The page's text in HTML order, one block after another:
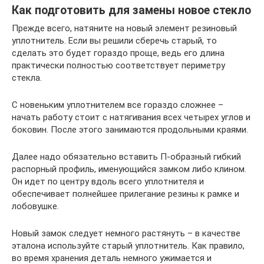
Как подготовить для замены новое стекло
Прежде всего, натяните на новый элемент резиновый
уплотнитель. Если вы решили сберечь старый, то
сделать это будет гораздо проще, ведь его длина
практически полностью соответствует периметру
стекла.
С новеньким уплотнителем все гораздо сложнее –
начать работу стоит с натягивания всех четырех углов и
боковин. После этого занимаются продольными краями.
Далее надо обязательно вставить П-образный гибкий
распорный профиль, именующийся замком либо клином.
Он идет по центру вдоль всего уплотнителя и
обеспечивает полнейшее прилегание резины к рамке и
лобовушке.
Новый замок следует немного растянуть – в качестве
эталона используйте старый уплотнитель. Как правило,
во время хранения деталь немного ужимается и